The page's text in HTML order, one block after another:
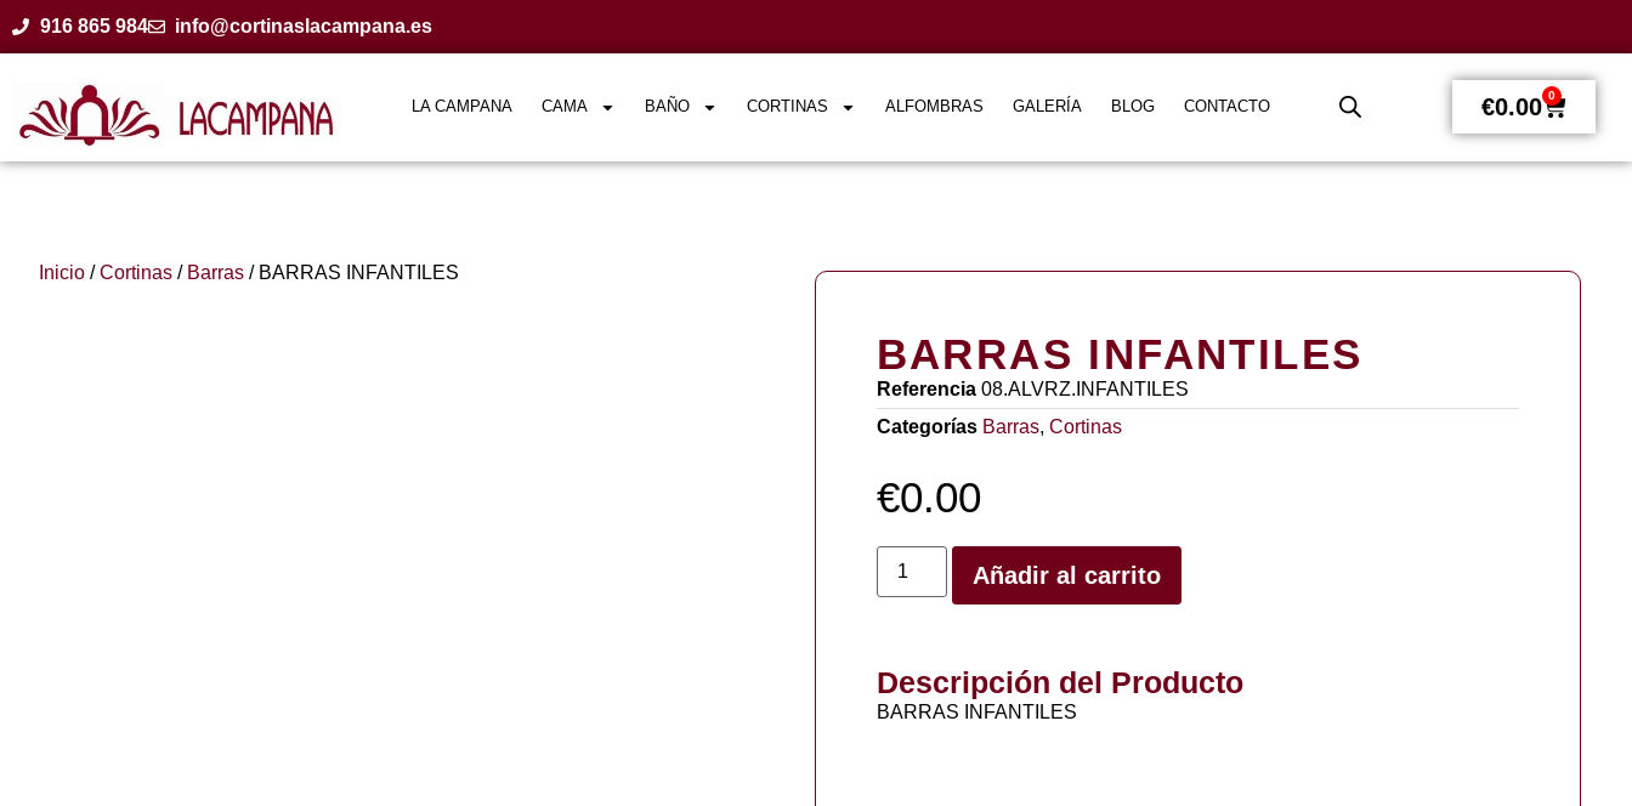
916 865 984 info@cortinaslacampana.es
LA CAMPANA CAMA BAÑO CORTINAS ALFOMBRAS GALERÍA BLOG CONTACTO €0.00 0
Inicio /Cortinas / Barras / BARRAS INFANTILES
BARRAS INFANTILES
Referencia 08.ALVRZ.INFANTILES
Categorías Barras, Cortinas
€0.00
Añadir al carrito
Descripción del Producto
BARRAS INFANTILES